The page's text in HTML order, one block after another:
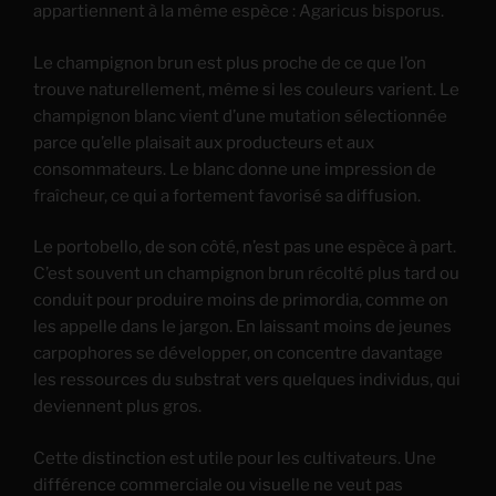
appartiennent à la même espèce : Agaricus bisporus.
Le champignon brun est plus proche de ce que l’on
trouve naturellement, même si les couleurs varient. Le
champignon blanc vient d’une mutation sélectionnée
parce qu’elle plaisait aux producteurs et aux
consommateurs. Le blanc donne une impression de
fraîcheur, ce qui a fortement favorisé sa diffusion.
Le portobello, de son côté, n’est pas une espèce à part.
C’est souvent un champignon brun récolté plus tard ou
conduit pour produire moins de primordia, comme on
les appelle dans le jargon. En laissant moins de jeunes
carpophores se développer, on concentre davantage
les ressources du substrat vers quelques individus, qui
deviennent plus gros.
Cette distinction est utile pour les cultivateurs. Une
différence commerciale ou visuelle ne veut pas